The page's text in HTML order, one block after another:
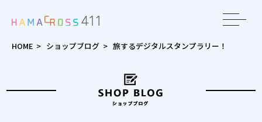
HOME > ショップブログ > 旅するデジタルスタンプラリー！